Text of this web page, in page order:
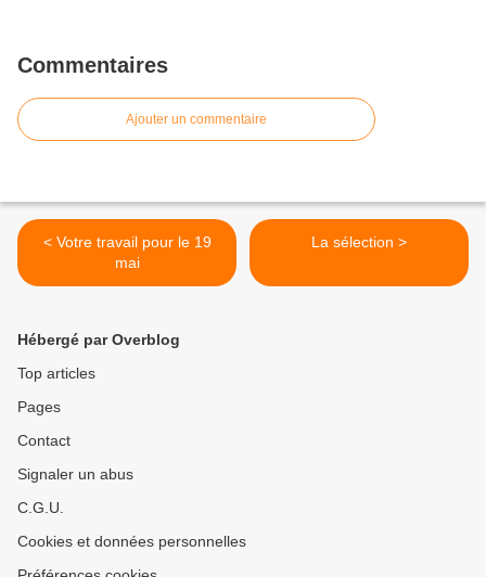
Commentaires
Ajouter un commentaire
< Votre travail pour le 19
mai
La sélection >
Hébergé par Overblog
Top articles
Pages
Contact
Signaler un abus
C.G.U.
Cookies et données personnelles